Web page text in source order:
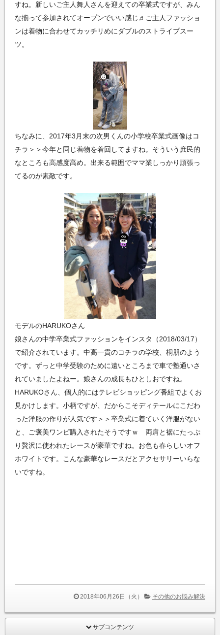
すね。新しいご主人舞人さんを迎えての卒業式ですが、みん
な揃って参加されてオープンでいい感じ♬ご主人ファッショ
ンは着物に合わせてカッチリめにダブルのストライプスー
ツ。
ちなみに、2017年3月末の次男くんの小学校卒業式画像はコ
チラ＞＞今年と同じ着物を着回してますね。そういう庶民的
なところも高感度高め。出来る範囲でママ業しっかり頑張っ
てるのが素敵です。
モデルのHARUKOさん
娘さんの中学卒業式ファッションをインスタ（2018/03/17）
で紹介されています。中高一貫のコチラの学校、桐朋のよう
です。ずっと中学受験のために遠いところまで車で塾通いさ
れていましたよねー。娘さんの成長もひとしおですね。
HARUKOさん、個人的にはテレビショッピング番組でよくお
見かけします。小柄ですが、だからこそディテールにこだわ
った洋服の作りが人気です＞＞卒業式に着ていく洋服がない
と、ご褒美ワンピ購入されたそうですｗ 両肩と裾にたっぷ
り贅沢に使われたレースが豪華ですね。お色も春らしいオフ
ホワイトです。こんな豪華なレースだとアクセサリーいらな
いですね。
2018年06月26日（火） その他のお悩み解決
サブコンテンツ